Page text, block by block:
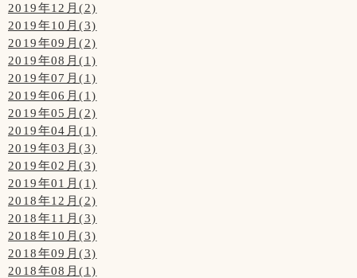
2019年12月(2)
2019年10月(3)
2019年09月(2)
2019年08月(1)
2019年07月(1)
2019年06月(1)
2019年05月(2)
2019年04月(1)
2019年03月(3)
2019年02月(3)
2019年01月(1)
2018年12月(2)
2018年11月(3)
2018年10月(3)
2018年09月(3)
2018年08月(1)